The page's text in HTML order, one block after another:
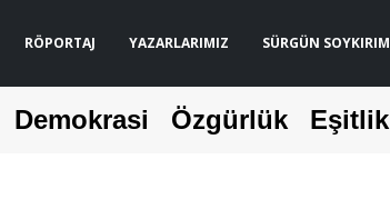
RÖPORTAJ YAZARLARIMIZ SÜRGÜN SOYKIRIM
Demokrasi Özgürlük Eşitlik